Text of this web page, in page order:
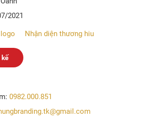
2021
Nhận diện thương hiu
kế
0982.000.851